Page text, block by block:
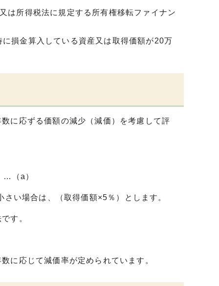
は所得税法に規定する所有権移転ファイナン
損金算入している資産又は取得価額が20万
に応ずる価額の減少（減価）を考慮して評
…（a）
い場合は、（取得価額×5％）とします。
す。
に応じて減価率が定められています。